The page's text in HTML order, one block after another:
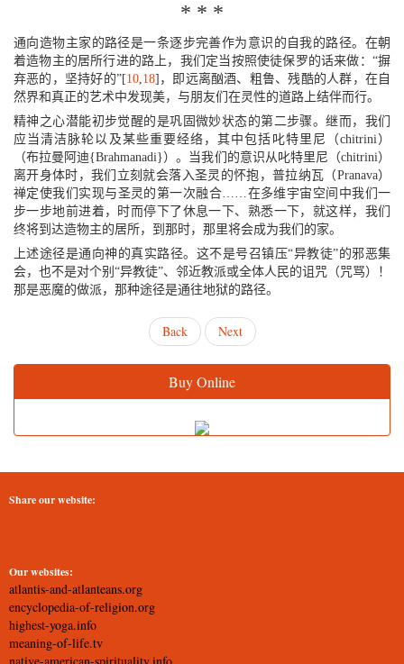
* * *
通向造物主家的路径是一条逐步完善作为意识的自我的路径。在朝
着造物主的居所行进的路上，我们定当按照使徒保罗的话来做：“摒
弃恶的，坚持好的”[10,18]，即远离酗酒、粗鲁、残酷的人群，在自
然界和真正的艺术中发现美，与朋友们在灵性的道路上结伴而行。
精神之心潜能初步觉醒的是巩固微妙状态的第二步骤。继而，我们
应当清洁脉轮以及某些重要经络，其中包括叱特里尼（chitrini）
（布拉曼阿迪{Brahmanadi}）。当我们的意识从叱特里尼（chitrini）
离开身体时，我们立刻就会落入圣灵的怀抱，普拉纳瓦（Pranava）
禅定使我们实现与圣灵的第一次融合……在多维宇宙空间中我们一
步一步地前进着，时而停下了休息一下、熟悉一下，就这样，我们
终将到达造物主的居所，到那时，那里将会成为我们的家。
上述途径是通向神的真实路径。这不是号召镇压“异教徒”的邪恶集
会，也不是对个别“异教徒”、邻近教派或全体人民的诅咒（咒骂）！
那是恶魔的做派，那种途径是通往地狱的路径。
Back Next
Buy Online
Share our website:
Our websites:
atlantis-and-atlanteans.org
encyclopedia-of-religion.org
highest-yoga.info
meaning-of-life.tv